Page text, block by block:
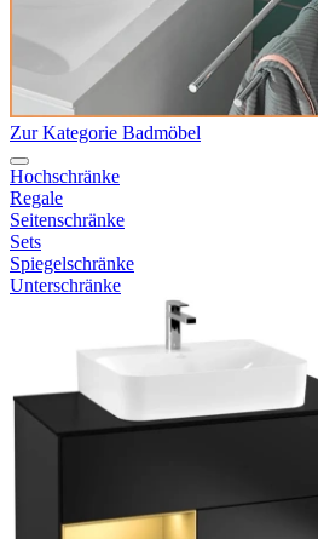
Zur Kategorie Badmöbel
Hochschränke
Regale
Seitenschränke
Sets
Spiegelschränke
Unterschränke